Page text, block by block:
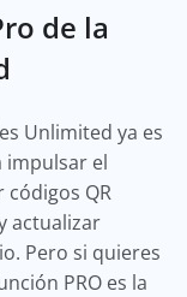
de la
Unlimited ya es
impulsar el
QR
actualizar
Pero si quieres
PRO es la